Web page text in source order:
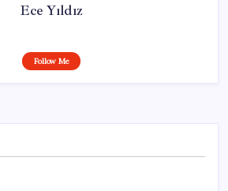
Ece Yıldız
Follow Me